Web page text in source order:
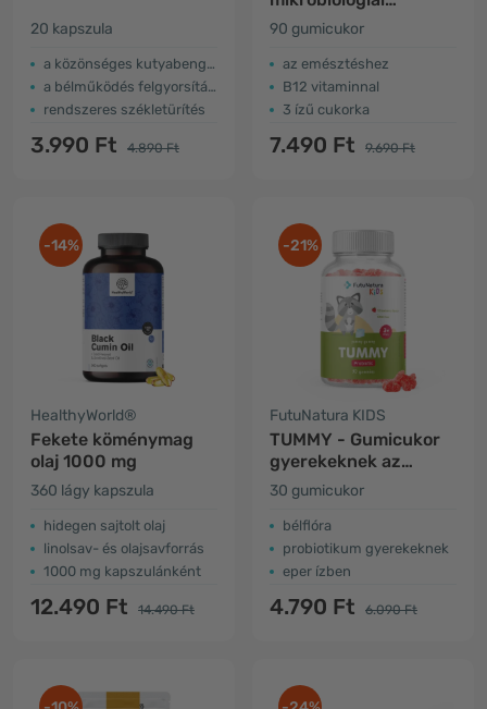
20 kapszula
a közönséges kutyabenge jótékony hatásai
a bélműködés felgyorsítása
rendszeres székletürítés
3.990 Ft 4.890 Ft
tenyészetekkel
90 gumicukor
az emésztéshez
B12 vitaminnal
3 ízű cukorka
7.490 Ft 9.690 Ft
-14%
HealthyWorld®
Fekete köménymag
olaj 1000 mg
360 lágy kapszula
hidegen sajtolt olaj
linolsav- és olajsavforrás
1000 mg kapszulánként
12.490 Ft 14.490 Ft
-21%
FutuNatura KIDS
TUMMY - Gumicukor
gyerekeknek az
emésztés számára
30 gumicukor
bélflóra
probiotikum gyerekeknek
eper ízben
4.790 Ft 6.090 Ft